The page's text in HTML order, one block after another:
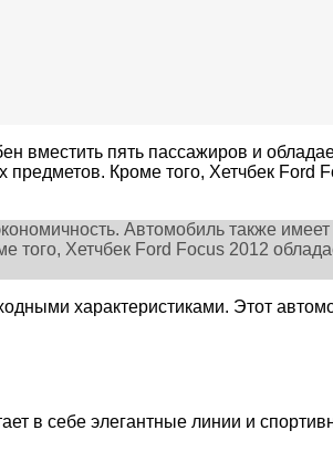
вместить пять пассажиров и
Кроме того, Хетчбек Ford
Автомобиль также
того, Хетчбек Ford Focus 2012
характеристиками. Этот
в себе элегантные линии и